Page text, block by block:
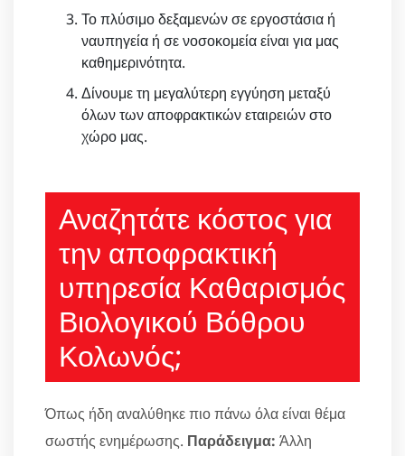
Το πλύσιμο δεξαμενών σε εργοστάσια ή
ναυπηγεία ή σε νοσοκομεία είναι για μας
καθημερινότητα.
Δίνουμε τη μεγαλύτερη εγγύηση μεταξύ
όλων των αποφρακτικών εταιρειών στο
χώρο μας.
Αναζητάτε κόστος για
την αποφρακτική
υπηρεσία Καθαρισμός
Βιολογικού Βόθρου
Κολωνός;
Όπως ήδη αναλύθηκε πιο πάνω όλα είναι θέμα
σωστής ενημέρωσης. Παράδειγμα: Άλλη